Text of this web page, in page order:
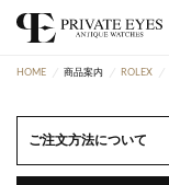
HOME 商品案内 ROLEX
ご注文方法について